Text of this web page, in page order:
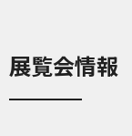
展覧会情報